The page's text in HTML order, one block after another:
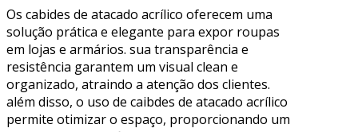
Os cabides de atacado acrílico oferecem uma
solução prática e elegante para expor roupas
em lojas e armários. sua transparência e
resistência garantem um visual clean e
organizado, atraindo a atenção dos clientes.
além disso, o uso de caibdes de atacado acrílico
permite otimizar o espaço, proporcionando um